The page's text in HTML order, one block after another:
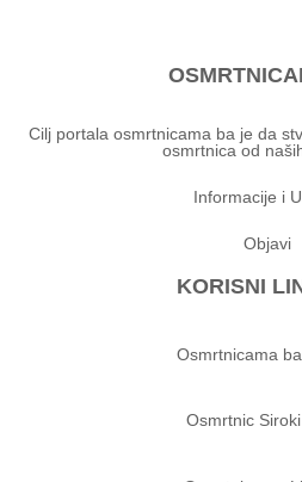
Cilj portala osmrtnicama ba je da
osmrtnica od
Informacije i
Objavi
KORISNI
Osmrtnicama
Osmrtnic